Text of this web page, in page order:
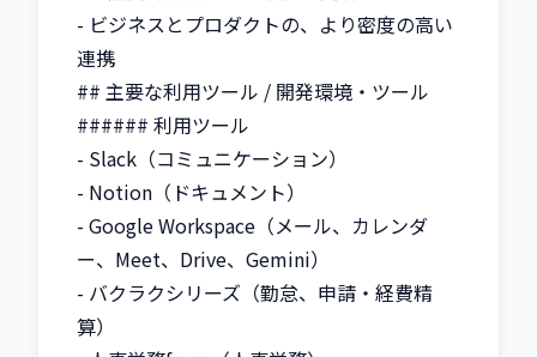
- ビジネスとプロダクトの、より密度の高い
連携
## 主要な利用ツール / 開発環境・ツール
###### 利用ツール
- Slack（コミュニケーション）
- Notion（ドキュメント）
- Google Workspace（メール、カレンダ
ー、Meet、Drive、Gemini）
- バクラクシリーズ（勤怠、申請・経費精
算）